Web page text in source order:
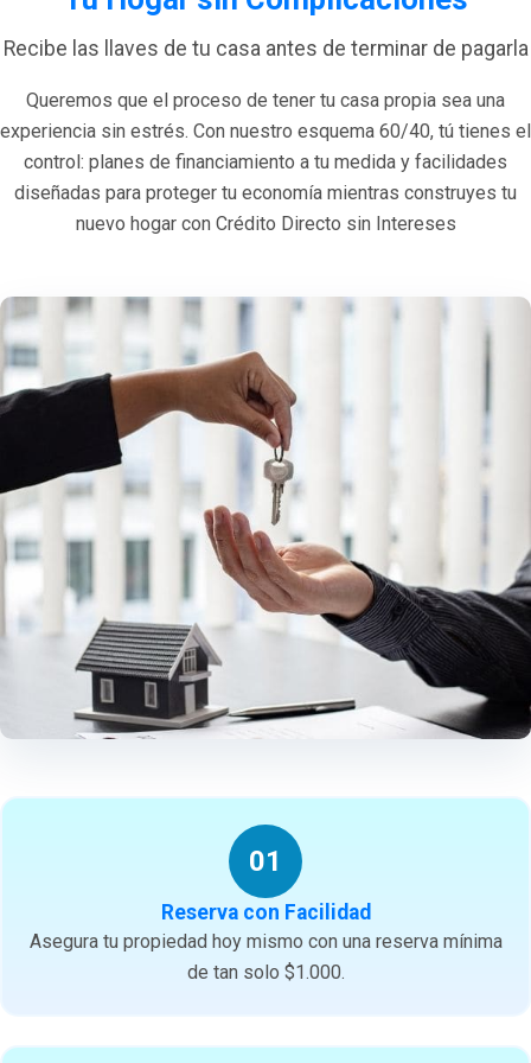
Recibe las llaves de tu casa antes de terminar de pagarla
Queremos que el proceso de tener tu casa propia sea una
experiencia sin estrés. Con nuestro esquema 60/40, tú tienes el
control: planes de financiamiento a tu medida y facilidades
diseñadas para proteger tu economía mientras construyes tu
nuevo hogar con Crédito Directo sin Intereses
01
Reserva con Facilidad
Asegura tu propiedad hoy mismo con una reserva mínima
de tan solo $1.000.